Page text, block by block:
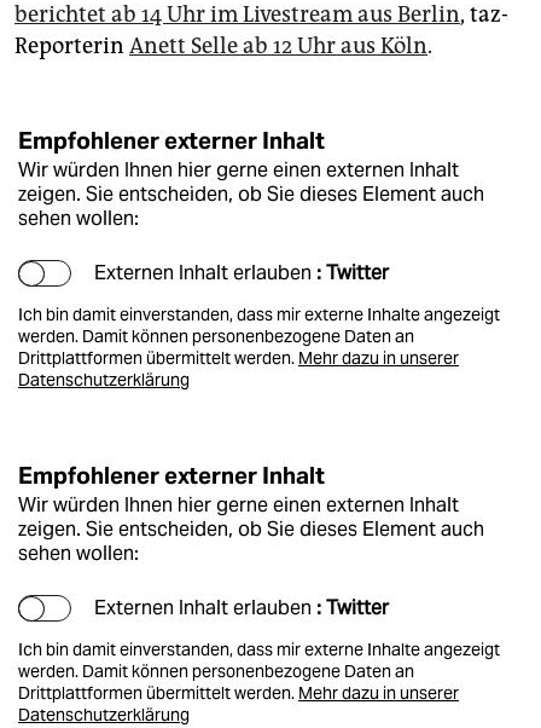
berichtet ab 14 Uhr im Livestream aus Berlin, taz-
Reporterin Anett Selle ab 12 Uhr aus Köln.
Empfohlener externer Inhalt
Wir würden Ihnen hier gerne einen externen Inhalt
zeigen. Sie entscheiden, ob Sie dieses Element auch
sehen wollen:
Externen Inhalt erlauben : Twitter
Ich bin damit einverstanden, dass mir externe Inhalte angezeigt
werden. Damit können personenbezogene Daten an
Drittplattformen übermittelt werden. Mehr dazu in unserer
Datenschutzerklärung
Empfohlener externer Inhalt
Wir würden Ihnen hier gerne einen externen Inhalt
zeigen. Sie entscheiden, ob Sie dieses Element auch
sehen wollen:
Externen Inhalt erlauben : Twitter
Ich bin damit einverstanden, dass mir externe Inhalte angezeigt
werden. Damit können personenbezogene Daten an
Drittplattformen übermittelt werden. Mehr dazu in unserer
Datenschutzerklärung